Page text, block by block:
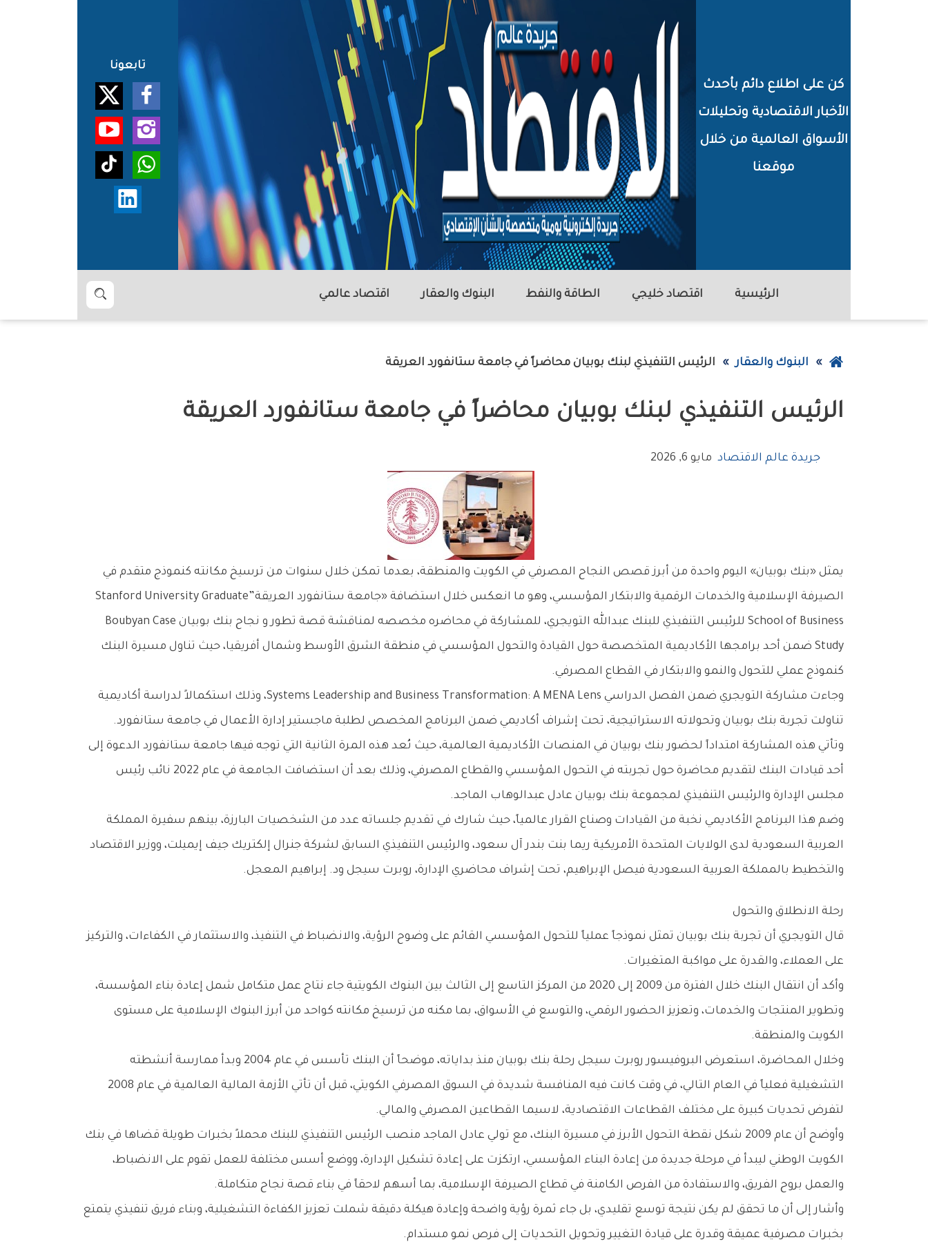
كن على اطلاع دائم بأحدث
الأخبار الاقتصادية وتحليلات
الأسواق العالمية من خلال
موقعنا
تابعونا
الرئيسية اقتصاد خليجي الطاقة والنفط البنوك والعقار اقتصاد عالمي بحث
عودة
الصفحة
البنوك والعقار الرئيس‭ ‬التنفيذي‭ ‬لبنك‭ ‬بوبيان‭ ‬محاضراً‭ ‬في‭ ‬جامعة‭ ‬ستانفورد‭ ‬العريقة
الرئيس‭ ‬التنفيذي‭ ‬لبنك‭ ‬بوبيان‭ ‬محاضراً‭ ‬في‭ ‬جامعة‭ ‬ستانفورد‭ ‬العريقة
جريدة عالم الاقتصاد مايو 6, 2026
يمثل «بنك بوبيان» اليوم واحدة من أبرز قصص النجاح المصرفي في الكويت والمنطقة، بعدما تمكن خلال سنوات من ترسيخ مكانته كنموذج متقدم في
الصيرفة الإسلامية والخدمات الرقمية والابتكار المؤسسي، وهو ما انعكس خلال استضافة «جامعة ستانفورد العريقة”Stanford University Graduate
School of Business للرئيس التنفيذي للبنك عبدالله التويجري، للمشاركة في محاضره مخصصه لمناقشة قصة تطور و نجاح بنك بوبيان Boubyan Case
Study ضمن أحد برامجها الأكاديمية المتخصصة حول القيادة والتحول المؤسسي في منطقة الشرق الأوسط وشمال أفريقيا، حيث تناول مسيرة البنك
كنموذج عملي للتحول والنمو والابتكار في القطاع المصرفي.
وجاءت مشاركة التويجري ضمن الفصل الدراسي Systems Leadership and Business Transformation: A MENA Lens، وذلك استكمالاً لدراسة أكاديمية
تناولت تجربة بنك بوبيان وتحولاته الاستراتيجية، تحت إشراف أكاديمي ضمن البرنامج المخصص لطلبة ماجستير إدارة الأعمال في جامعة ستانفورد.
وتأتي هذه المشاركة امتداداً لحضور بنك بوبيان في المنصات الأكاديمية العالمية، حيث تُعد هذه المرة الثانية التي توجه فيها جامعة ستانفورد الدعوة إلى
أحد قيادات البنك لتقديم محاضرة حول تجربته في التحول المؤسسي والقطاع المصرفي، وذلك بعد أن استضافت الجامعة في عام 2022 نائب رئيس
مجلس الإدارة والرئيس التنفيذي لمجموعة بنك بوبيان عادل عبدالوهاب الماجد.
وضم هذا البرنامج الأكاديمي نخبة من القيادات وصناع القرار عالمياً، حيث شارك في تقديم جلساته عدد من الشخصيات البارزة، بينهم سفيرة المملكة
العربية السعودية لدى الولايات المتحدة الأمريكية ريما بنت بندر آل سعود، والرئيس التنفيذي السابق لشركة جنرال إلكتريك جيف إيميلت، ووزير الاقتصاد
والتخطيط بالمملكة العربية السعودية فيصل الإبراهيم، تحت إشراف محاضري الإدارة، روبرت سيجل ود. إبراهيم المعجل.
رحلة الانطلاق والتحول
قال التويجري أن تجربة بنك بوبيان تمثل نموذجاً عملياً للتحول المؤسسي القائم على وضوح الرؤية، والانضباط في التنفيذ، والاستثمار في الكفاءات، والتركيز
على العملاء، والقدرة على مواكبة المتغيرات.
وأكد أن انتقال البنك خلال الفترة من 2009 إلى 2020 من المركز التاسع إلى الثالث بين البنوك الكويتية جاء نتاج عمل متكامل شمل إعادة بناء المؤسسة،
وتطوير المنتجات والخدمات، وتعزيز الحضور الرقمي، والتوسع في الأسواق، بما مكنه من ترسيخ مكانته كواحد من أبرز البنوك الإسلامية على مستوى
الكويت والمنطقة.
وخلال المحاضرة، استعرض البروفيسور روبرت سيجل رحلة بنك بوبيان منذ بداياته، موضحاً أن البنك تأسس في عام 2004 وبدأ ممارسة أنشطته
التشغيلية فعلياً في العام التالي، في وقت كانت فيه المنافسة شديدة في السوق المصرفي الكويتي، قبل أن تأتي الأزمة المالية العالمية في عام 2008
لتفرض تحديات كبيرة على مختلف القطاعات الاقتصادية، لاسيما القطاعين المصرفي والمالي.
وأوضح أن عام 2009 شكل نقطة التحول الأبرز في مسيرة البنك، مع تولي عادل الماجد منصب الرئيس التنفيذي للبنك محملاً بخبرات طويلة قضاها في بنك
الكويت الوطني ليبدأ في مرحلة جديدة من إعادة البناء المؤسسي، ارتكزت على إعادة تشكيل الإدارة، ووضع أسس مختلفة للعمل تقوم على الانضباط،
والعمل بروح الفريق، والاستفادة من الفرص الكامنة في قطاع الصيرفة الإسلامية، بما أسهم لاحقاً في بناء قصة نجاح متكاملة.
وأشار إلى أن ما تحقق لم يكن نتيجة توسع تقليدي، بل جاء ثمرة رؤية واضحة وإعادة هيكلة دقيقة شملت تعزيز الكفاءة التشغيلية، وبناء فريق تنفيذي يتمتع
بخبرات مصرفية عميقة وقدرة على قيادة التغيير وتحويل التحديات إلى فرص نمو مستدام.